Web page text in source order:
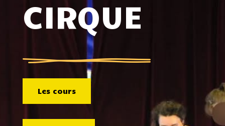
CIRQUE
Les cours